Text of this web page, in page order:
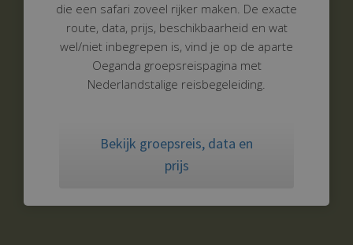
die een safari zoveel rijker maken. De exacte
route, data, prijs, beschikbaarheid en wat
wel/niet inbegrepen is, vind je op de aparte
Oeganda groepsreispagina met
Nederlandstalige reisbegeleiding.
Bekijk groepsreis, data en
prijs